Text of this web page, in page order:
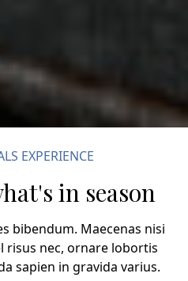
EXPERIENCE
in season
bibendum. Maecenas nisi
risus nec, ornare lobortis
sapien in gravida varius.